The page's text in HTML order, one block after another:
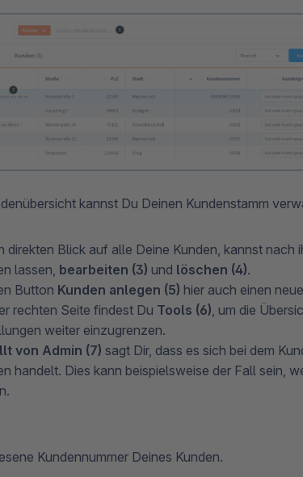
kannst Du Deinen Kundenstamm
direkten Blick auf alle Deine Kunden, kannst nach
lassen, bearbeiten (3) und löschen (4).
Button Kunden anlegen (5) hier auch einen
rechten Seite findest Du Tools (6), um die
weiter einzugrenzen.
von Admin (7) sagt Dir, dass es sich bei dem
handelt. Dies kann beispielsweise der Fall sein,
Kundennummer Deines Kunden.